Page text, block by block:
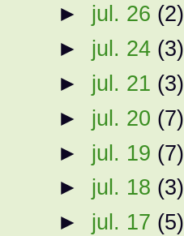
► jul. 26 (2)
► jul. 24 (3)
► jul. 21 (3)
► jul. 20 (7)
► jul. 19 (7)
► jul. 18 (3)
► jul. 17 (5)